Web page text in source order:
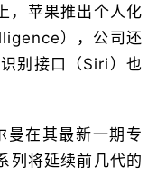
，苹果推出个人化
），公司还
别接口（Siri）也
曼在其最新一期专
列将延续前几代的